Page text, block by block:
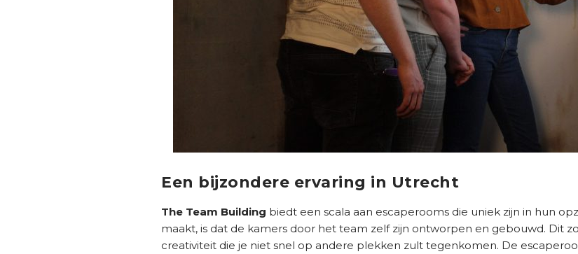
Een bijzondere ervaring in Utrecht
The Team Building biedt een scala aan escaperooms die uniek zijn in hun
maakt, is dat de kamers door het team zelf zijn ontworpen en gebouwd. Dit
creativiteit die je niet snel op andere plekken zult tegenkomen. De